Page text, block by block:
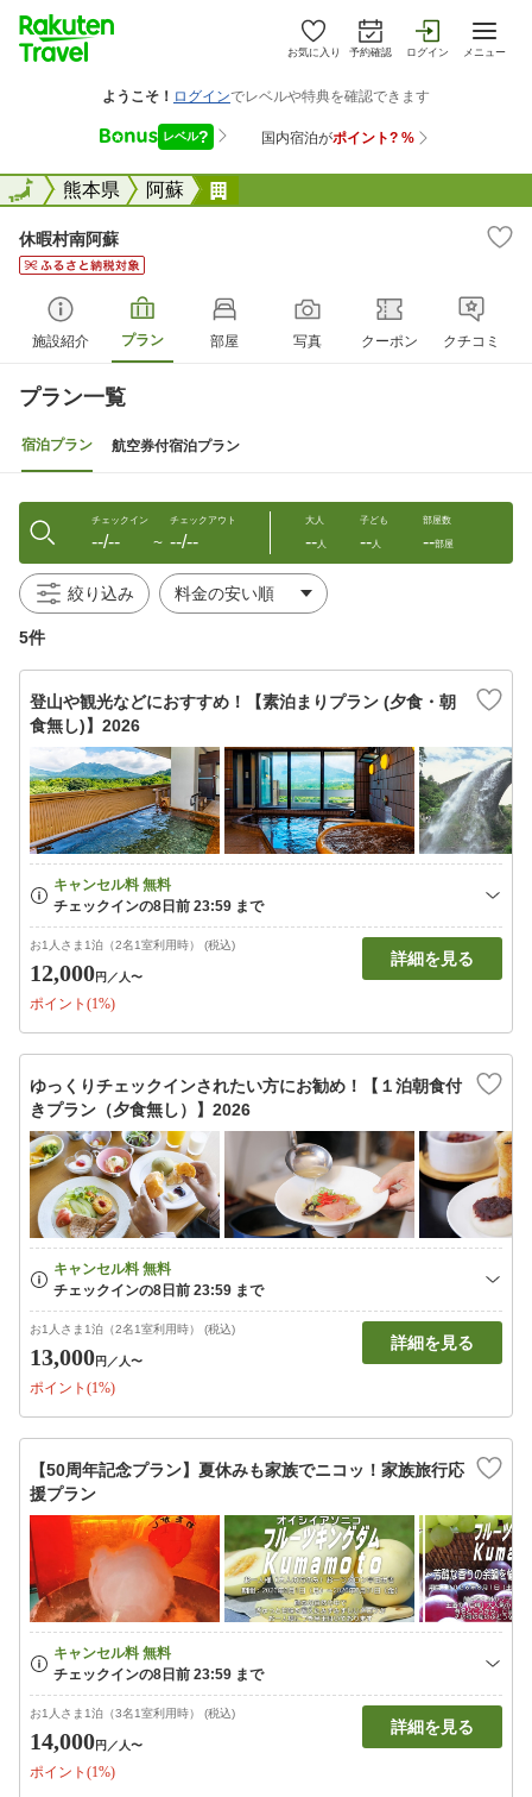
お気に入り 予約確認 ログイン メニュー
全国熊本県 阿蘇
全国
休暇村南阿蘇
施設紹介 プラン 部屋 写真 クーポン クチコミ
プラン一覧
宿泊プラン 航空券付宿泊プラン
チェックイン
--/-- 〜
チェックアウト
--/--
大人
--人
子ども
--人
部屋数
--部屋
絞り込み
5件
登山や観光などにおすすめ！【素泊まりプラン (夕食・朝
食無し)】2026
お1人さま1泊（2名1室利用時） (税込)
12,000円 ／人〜
ポイント(1%)
詳細を見る
ゆっくりチェックインされたい方にお勧め！【１泊朝食付
きプラン（夕食無し）】2026
お1人さま1泊（2名1室利用時） (税込)
13,000円 ／人〜
ポイント(1%)
詳細を見る
【50周年記念プラン】夏休みも家族でニコッ！家族旅行応
援プラン
お1人さま1泊（3名1室利用時） (税込)
14,000円 ／人〜
ポイント(1%)
詳細を見る